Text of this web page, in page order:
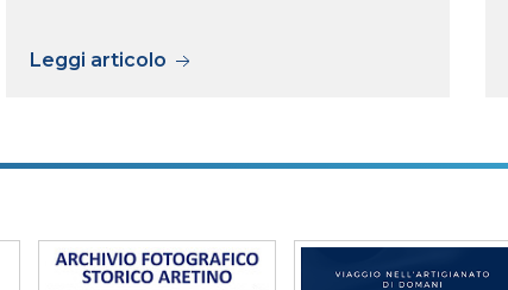
Leggi articolo